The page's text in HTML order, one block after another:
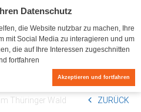
Datenschutz
die Website nutzbar zu machen, Ihre
mit Social Media zu interagieren und um
die auf Ihre Interessen zugeschnitten
fortfahren
Akzeptieren und fortfahren
Thüringer Wald ZURÜCK